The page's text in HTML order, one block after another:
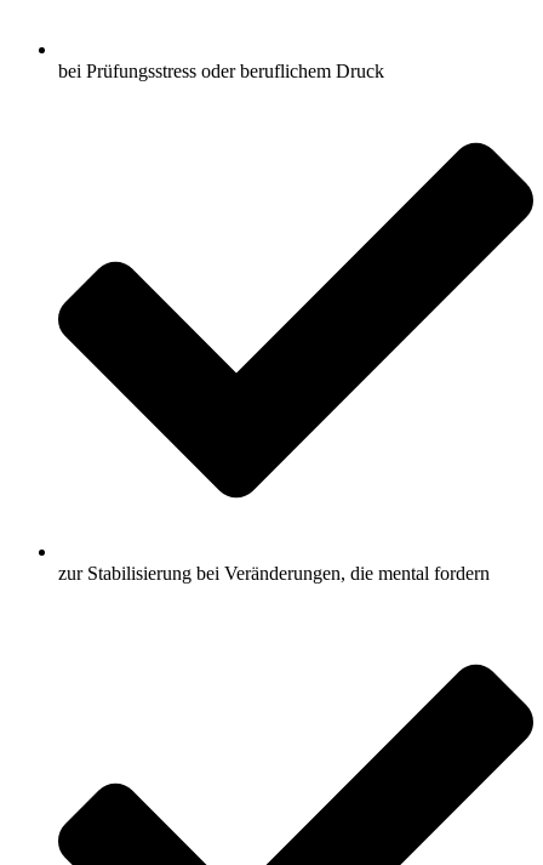
bei Prüfungsstress oder beruflichem Druck
zur Stabilisierung bei Veränderungen, die mental fordern